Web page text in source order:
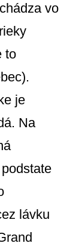
vo
to
je
Na
lávku